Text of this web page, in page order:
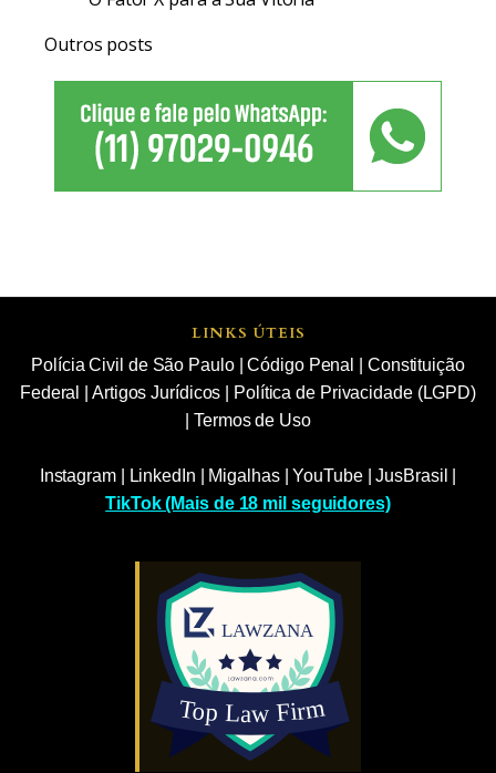
Outros posts
LINKS ÚTEIS
Polícia Civil de São Paulo|Código Penal
Constituição
Federal
Artigos Jurídicos
Política de Privacidade (LGPD)
|Termos de Uso
Instagram| LinkedIn Migalhas|YouTube|JusBrasil
TikTok (Mais de 18 mil seguidores)